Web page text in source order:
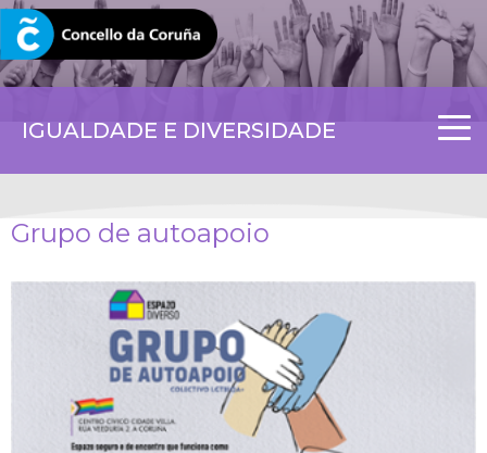
IGUALDADE E DIVERSIDADE
CORUNA.GAL
Grupo de autoapoio